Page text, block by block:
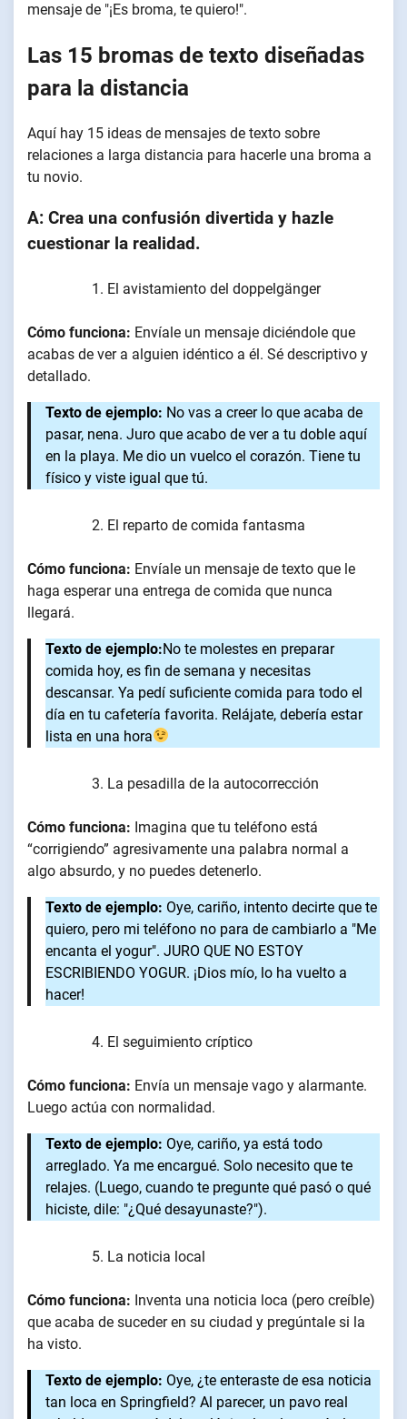
mensaje de "¡Es broma, te quiero!".
Las 15 bromas de texto diseñadas
para la distancia
Aquí hay 15 ideas de mensajes de texto sobre
relaciones a larga distancia para hacerle una broma a
tu novio.
A: Crea una confusión divertida y hazle
cuestionar la realidad.
El avistamiento del doppelgänger
Cómo funciona: Envíale un mensaje diciéndole que
acabas de ver a alguien idéntico a él. Sé descriptivo y
detallado.
Texto de ejemplo: No vas a creer lo que acaba de
pasar, nena. Juro que acabo de ver a tu doble aquí
en la playa. Me dio un vuelco el corazón. Tiene tu
físico y viste igual que tú.
El reparto de comida fantasma
Cómo funciona: Envíale un mensaje de texto que le
haga esperar una entrega de comida que nunca
llegará.
Texto de ejemplo:No te molestes en preparar
comida hoy, es fin de semana y necesitas
descansar. Ya pedí suficiente comida para todo el
día en tu cafetería favorita. Relájate, debería estar
lista en una hora
La pesadilla de la autocorrección
Cómo funciona: Imagina que tu teléfono está
“corrigiendo” agresivamente una palabra normal a
algo absurdo, y no puedes detenerlo.
Texto de ejemplo: Oye, cariño, intento decirte que te
quiero, pero mi teléfono no para de cambiarlo a "Me
encanta el yogur". JURO QUE NO ESTOY
ESCRIBIENDO YOGUR. ¡Dios mío, lo ha vuelto a
hacer!
El seguimiento críptico
Cómo funciona: Envía un mensaje vago y alarmante.
Luego actúa con normalidad.
Texto de ejemplo: Oye, cariño, ya está todo
arreglado. Ya me encargué. Solo necesito que te
relajes. (Luego, cuando te pregunte qué pasó o qué
hiciste, dile: "¿Qué desayunaste?").
La noticia local
Cómo funciona: Inventa una noticia loca (pero creíble)
que acaba de suceder en su ciudad y pregúntale si la
ha visto.
Texto de ejemplo: Oye, ¿te enteraste de esa noticia
tan loca en Springfield? Al parecer, un pavo real